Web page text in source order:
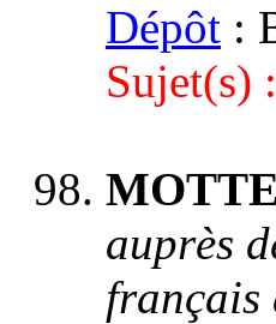
Dépôt :
Sujet(s) :
auprès
français